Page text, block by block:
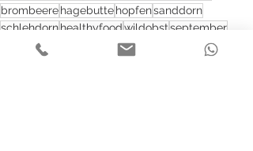
brombeerehagebuttehopfensanddorn
schlehdornhealthyfoodwildobstseptember
holunderbeeren
meisterwurz
odermenning